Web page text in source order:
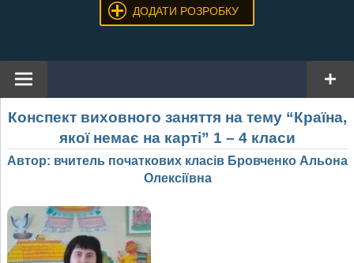
ДОДАТИ РОЗРОБКУ
Конспект виховного заняття на тему “Країна,
якої немає на карті” 1 – 4 класи
Автор: вчитель початкових класів Бровченко Альона
Олексіївна